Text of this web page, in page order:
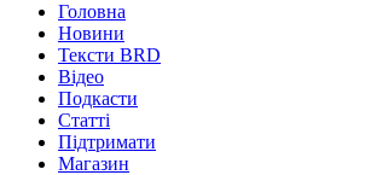
Головна
Новини
Тексти BRD
Відео
Подкасти
Статті
Підтримати
Магазин